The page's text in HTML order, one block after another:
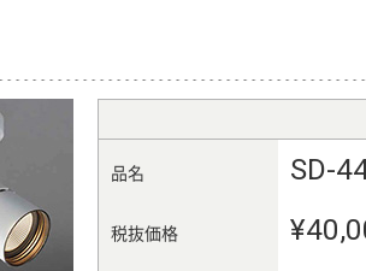
品名 SD-
税抜価格